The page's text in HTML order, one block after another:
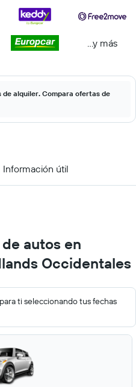
...y más
alquiler. Compara ofertas de
Información útil
autos en
Occidentales
ti seleccionando tus fechas